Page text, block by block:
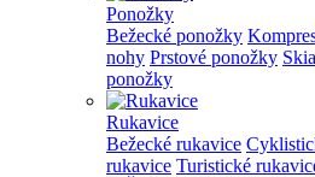
Ponožky
Bežecké ponožky
nohy Prstové ponožky
ponožky
Rukavice
Bežecké rukavice
rukavice Turistické